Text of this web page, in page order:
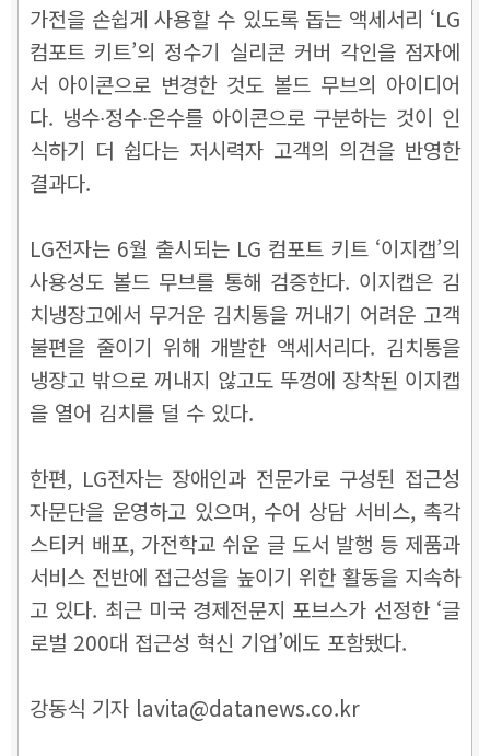
가전을 손쉽게 사용할 수 있도록 돕는 액세서리 ‘LG
컴포트 키트’의 정수기 실리콘 커버 각인을 점자에
서 아이콘으로 변경한 것도 볼드 무브의 아이디어
다. 냉수∙정수∙온수를 아이콘으로 구분하는 것이 인
식하기 더 쉽다는 저시력자 고객의 의견을 반영한
결과다.
LG전자는 6월 출시되는 LG 컴포트 키트 ‘이지캡’의
사용성도 볼드 무브를 통해 검증한다. 이지캡은 김
치냉장고에서 무거운 김치통을 꺼내기 어려운 고객
불편을 줄이기 위해 개발한 액세서리다. 김치통을
냉장고 밖으로 꺼내지 않고도 뚜껑에 장착된 이지캡
을 열어 김치를 덜 수 있다.
한편, LG전자는 장애인과 전문가로 구성된 접근성
자문단을 운영하고 있으며, 수어 상담 서비스, 촉각
스티커 배포, 가전학교 쉬운 글 도서 발행 등 제품과
서비스 전반에 접근성을 높이기 위한 활동을 지속하
고 있다. 최근 미국 경제전문지 포브스가 선정한 ‘글
로벌 200대 접근성 혁신 기업’에도 포함됐다.
강동식 기자 lavita@datanews.co.kr